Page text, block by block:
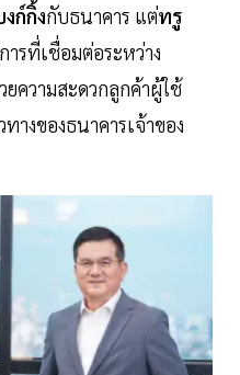
ก์กิ้งกับธนาคาร แต่ทรู
รที่เชื่อมต่อระหว่าง
ความสะดวกลูกค้าผู้ใช้
งของธนาคารเจ้าของ